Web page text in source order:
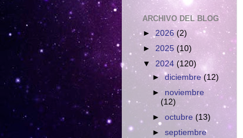
ARCHIVO DEL BLOG
►2026 (2)
► 2025 (10)
▼ 2024 (120)
►diciembre(12)
► noviembre
(12)
►octubre (13)
►septiembre